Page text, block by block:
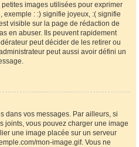
images utilisées pour exprimer
: :) signifie joyeux, :( signifie
visible sur la page de rédaction de
en abuser. Ils peuvent rapidement
peut décider de les retirer ou
peut aussi avoir défini un
dans vos messages. Par ailleurs, si
joints, vous pouvez charger une image
une image placée sur un serveur
mon-image.gif. Vous ne